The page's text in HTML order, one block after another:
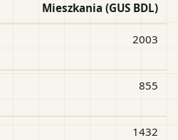
Mieszkania (GUS BDL)
2003
855
1432